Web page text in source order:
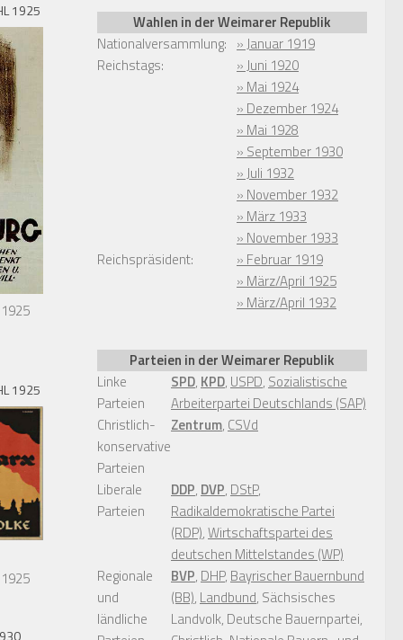
Wahlen in der Weimarer Republik
Nationalversammlung: » Januar 1919
Reichstags:
» Juni 1920
» Mai 1924
» Dezember 1924
» Mai 1928
» September 1930
» Juli 1932
» November 1932
» März 1933
» November 1933
Reichspräsident:
» Februar 1919
» März/April 1925
» März/April 1932
Parteien in der Weimarer Republik
Linke
Parteien
SPD, KPD, USPD, Sozialistische
Arbeiterpartei Deutschlands (SAP)
Christlich-
konservative
Parteien
Zentrum, CSVd
Liberale
Parteien
DDP, DVP, DStP,
Radikaldemokratische Partei
(RDP),Wirtschaftspartei des
deutschen Mittelstandes (WP)
Regionale
und
ländliche
BVP, DHP, Bayrischer Bauernbund
(BB), Landbund, Sächsisches
Landvolk, Deutsche Bauernpartei,
1925
1925